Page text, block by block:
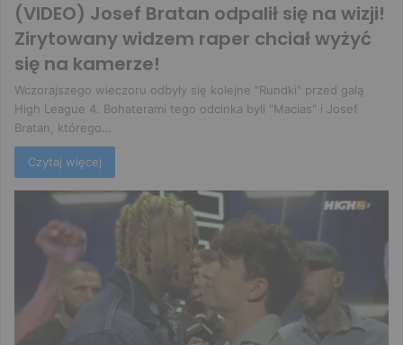
(VIDEO) Josef Bratan odpalił się na wizji!
Zirytowany widzem raper chciał wyżyć
się na kamerze!
Wczorajszego wieczoru odbyły się kolejne "Rundki" przed galą
High League 4. Bohaterami tego odcinka byli "Macias" i Josef
Bratan, którego…
Czytaj więcej